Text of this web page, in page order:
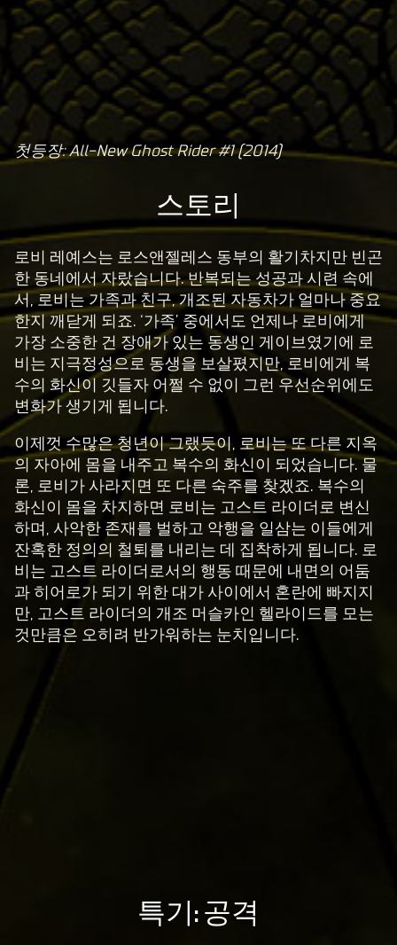
A
e
p
t
&
P
l
a
y
재
생
을
클
릭
하
면
Yo
uT
ub
첫등장: All-New Ghost Rider #1 (2014)
스토리
로비 레예스는 로스앤젤레스 동부의 활기차지만 빈곤
한 동네에서 자랐습니다. 반복되는 성공과 시련 속에
서, 로비는 가족과 친구, 개조된 자동차가 얼마나 중요
한지 깨닫게 되죠. ‘가족’ 중에서도 언제나 로비에게
가장 소중한 건 장애가 있는 동생인 게이브였기에 로
비는 지극정성으로 동생을 보살폈지만, 로비에게 복
수의 화신이 깃들자 어쩔 수 없이 그런 우선순위에도
변화가 생기게 됩니다.
이제껏 수많은 청년이 그랬듯이, 로비는 또 다른 지옥
의 자아에 몸을 내주고 복수의 화신이 되었습니다. 물
론, 로비가 사라지면 또 다른 숙주를 찾겠죠. 복수의
화신이 몸을 차지하면 로비는 고스트 라이더로 변신
하며, 사악한 존재를 벌하고 악행을 일삼는 이들에게
잔혹한 정의의 철퇴를 내리는 데 집착하게 됩니다. 로
비는 고스트 라이더로서의 행동 때문에 내면의 어둠
과 히어로가 되기 위한 대가 사이에서 혼란에 빠지지
만, 고스트 라이더의 개조 머슬카인 헬라이드를 모는
것만큼은 오히려 반가워하는 눈치입니다.
특기: 공격